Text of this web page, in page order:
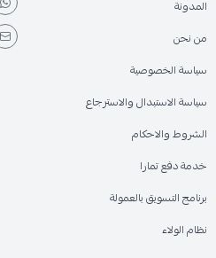
المدونة
من نحن
سياسة الخصوصية
سياسة الاستبدال والاسترجاع
الشروط والاحكام
خدمة دفع تمارا
برنامج التسويق بالعمولة
نظام الولاء